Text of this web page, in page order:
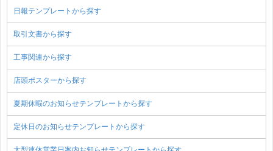
日報テンプレートから探す
取引文書から探す
工事関連から探す
店頭ポスターから探す
夏期休暇のお知らせテンプレートから探す
定休日のお知らせテンプレートから探す